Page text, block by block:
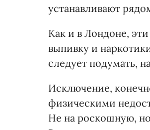
устанавливают
Как и в Лондоне,
выпивку и
следует подумать,
Исключение,
физическими
Не на роскошную,